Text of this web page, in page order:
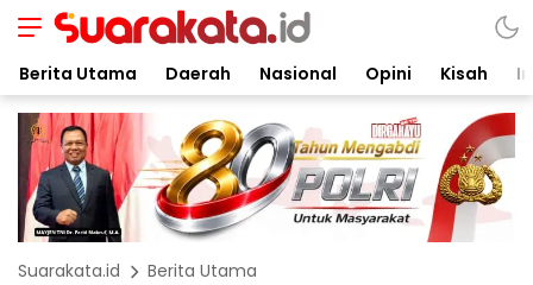
Berita Utama Daerah Nasional Opini Kisah
Suarakata.id Berita Utama